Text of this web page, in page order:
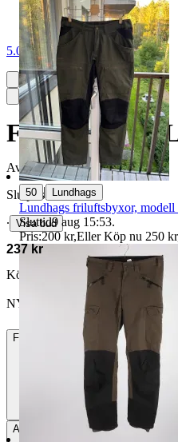
5.0
Friluftsbyxor,
Avslutad 24 maj 20:07
Slutpris
∙ Visa bud
237 kr
Köparskydd är valfritt hos företag.
NYTT-BYTT vann auktionen
Frakt 84 kr DSV
Avhämtning Stockholm, Sverige
50 | Lundhags
Lundhags friluftsbyxor,
Sluttid9 aug 15:53.
Pris:200 kr,Eller Köp nu 250 kr